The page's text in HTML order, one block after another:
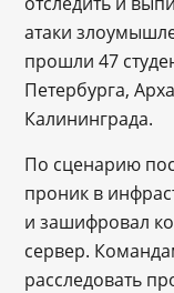
атаки
прошли 47
Петербурга,
Калининграда.
По сценарию
проник в
и зашифровал
сервер.
расследовать